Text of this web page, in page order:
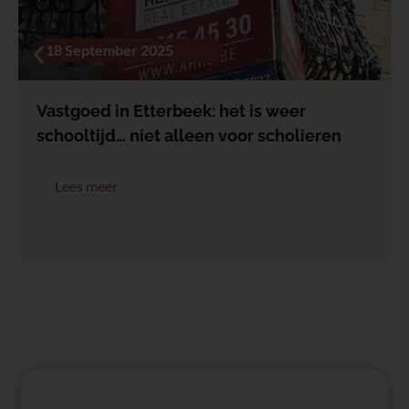
18 September 2025
Vastgoed in Etterbeek: het is weer
schooltijd… niet alleen voor scholieren
Lees meer